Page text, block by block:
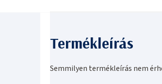
Semmilyen termékleírás nem